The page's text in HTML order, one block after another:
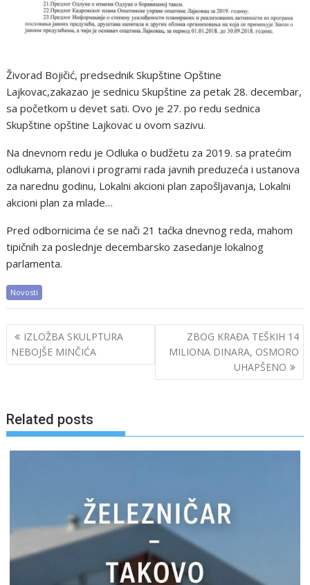
Živorad Bojičić, predsednik Skupštine Opštine
Lajkovac,zakazao je sednicu Skupštine za petak 28. decembar,
sa početkom u devet sati. Ovo je 27. po redu sednica
Skupštine opštine Lajkovac u ovom sazivu.
Na dnevnom redu je Odluka o budžetu za 2019. sa pratećim
odlukama, planovi i programi rada javnih preduzeća i ustanova
za narednu godinu, Lokalni akcioni plan zapošljavanja, Lokalni
akcioni plan za mlade…
Pred odbornicima će se nači 21 taćka dnevnog reda, mahom
tipičnih za poslednje decembarsko zasedanje lokalnog
parlamenta.
Novosti
Post
navigation
IZLOŽBA SKULPTURA
NEBOJŠE MINČIĆA
ZBOG KRAĐA TEŠKIH 14
MILIONA DINARA, OSMORO
UHAPŠENO
Related posts